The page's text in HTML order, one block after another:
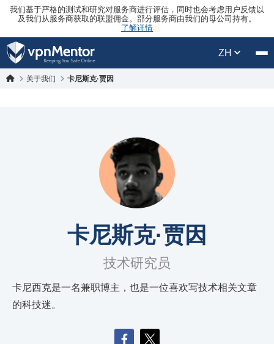
我们基于严格的测试和研究对服务商进行评估，同时也会考虑用户反馈以
及我们从服务商获取的联盟佣金。部分服务商由我们的母公司持有。
了解详情
ZH
关于我们 卡尼斯克·贾因
卡尼斯克·贾因
技术研究员
卡尼西克是一名兼职博主，也是一位喜欢写技术相关文章
的科技迷。